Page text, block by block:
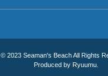
© 2023 Seaman's Beach All Rights
Produced by Ryuumu.